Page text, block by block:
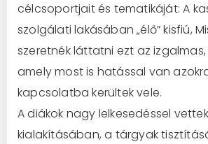
célcsoportjait és tematikáját: A
szolgálati lakásában „élő” kisfiú,
szeretnék láttatni ezt az
amely most is hatással van
kapcsolatba kerültek vele.
A diákok nagy lelkesedéssel
kialakításában, a tárgyak